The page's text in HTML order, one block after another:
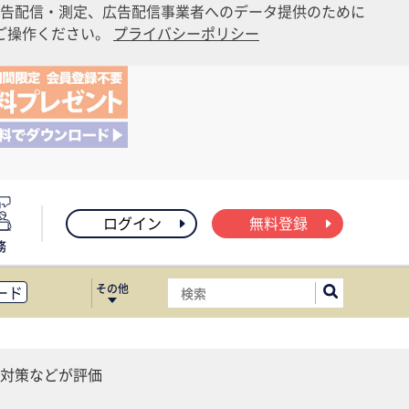
配信・測定、広告配信事業者へのデータ提供のために
作ください。 プライバシーポリシー
ログイン 無料登録
ド
ス移転
その他
策などが評価